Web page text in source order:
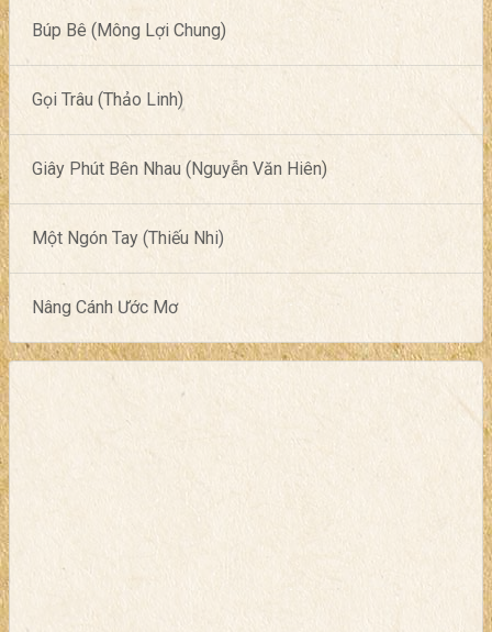
Búp Bê (Mông Lợi Chung)
Gọi Trâu (Thảo Linh)
Giây Phút Bên Nhau (Nguyễn Văn Hiên)
Một Ngón Tay (Thiếu Nhi)
Nâng Cánh Ước Mơ